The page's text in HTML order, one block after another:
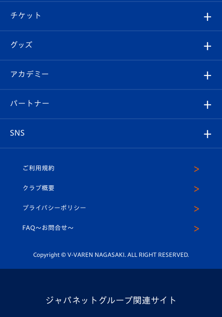
チケット
イベント
メディア
ホームタウン
クラブ概要
エンブレム紹介
スタッフプロフィール
マスコット紹介
平和祈念活動
ホームタウン活動
はじめての観戦ガイド
Revive Team
ヴィヴィくんの長崎おもてなしガイド
試合日程/結果
フォトギャラリー
スタジアムグルメ
チケット
チケット
V-LOVERS（ファンクラブ）
プレイヤーズスイート
グッズ
オンラインショップ
店舗情報
アカデミー
育成からのお知らせ
U-18
スクール
パートナー
SNS
ヴィヴィくんインスタグラム
公式LINE＠
ご利用規約
クラブ概要
プライバシーポリシー
FAQ〜お問合せ〜
Copyright © V-VAREN NAGASAKI. ALL RIGHT RESERVED.
ジャパネットグループ関連サイト